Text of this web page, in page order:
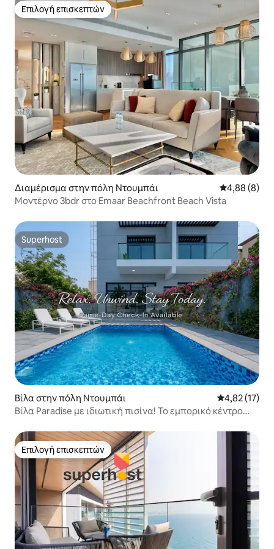
Επιλογή επισκεπτών
Επιλογή επισκεπτών
Διαμέρισμα στην πόλη Ντουμπάι Μέση
4,88 (8)
Μοντέρνο 3bdr στο Emaar Beachfront Beach Vista
Superhost
Superhost
Βίλα στην πόλη Ντουμπάι Μέση
4,82 (17)
Βίλα Paradise με ιδιωτική πισίνα! Το εμπορικό κέντρο
Επιλογή επισκεπτών
Επιλογή επισκεπτών